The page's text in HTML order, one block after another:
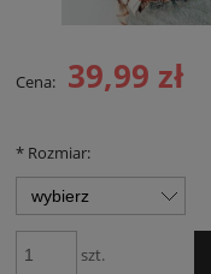
Cena: 39,99 zł
* Rozmiar:
szt.